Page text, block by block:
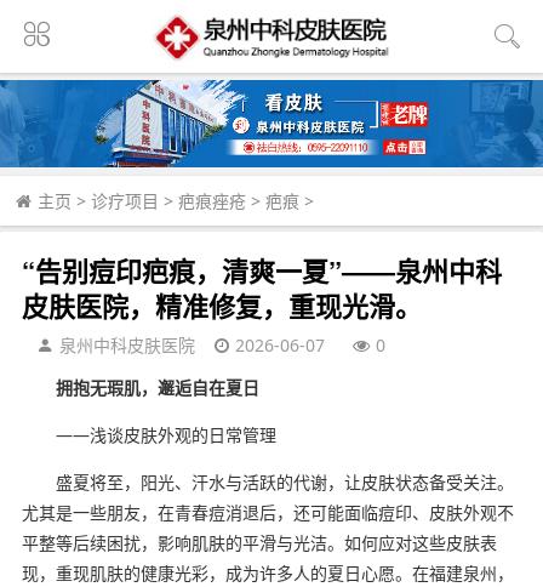
主页 > 诊疗项目 > 疤痕痤疮 > 疤痕 >
“告别痘印疤痕，清爽一夏”——泉州中科
皮肤医院，精准修复，重现光滑。
泉州中科皮肤医院 2026-06-07
0
拥抱无瑕肌，邂逅自在夏日
——浅谈皮肤外观的日常管理
盛夏将至，阳光、汗水与活跃的代谢，让皮肤状态备受关注。
尤其是一些朋友，在青春痘消退后，还可能面临痘印、皮肤外观不
平整等后续困扰，影响肌肤的平滑与光洁。如何应对这些皮肤表
现，重现肌肤的健康光彩，成为许多人的夏日心愿。在福建泉州，